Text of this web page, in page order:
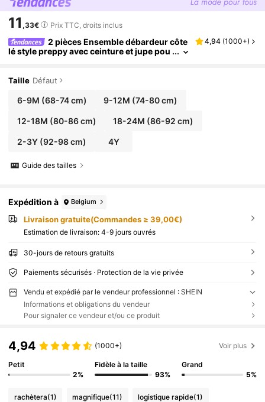
11 ,33€ Prix TTC, droits inclus
2 pièces Ensemble débardeur côte
lé style preppy avec ceinture et jupe pou
4,94 (1000+)
Taille Défaut
6-9M (68-74 cm) 9-12M (74-80 cm)
12-18M (80-86 cm) 18-24M (86-92 cm)
2-3Y(92-98 cm) 4Y
Guide des tailles
Expédition à Belgium
Livraison gratuite(Commandes ≥ 39,00€)
Estimation de livraison: 4-9 jours ouvrés
30-jours de retours gratuits
Paiements sécurisés · Protection de la vie privée
Vendu et expédié par le vendeur professionnel : SHEIN
Informations et obligations du vendeur
Pour signaler ce vendeur et/ou ce produit
4,94 (1000+) Voir plus
Petit
2%
Fidèle à la taille
93%
Grand
5%
rachètera(1) magnifique(11) logistique rapide(1)